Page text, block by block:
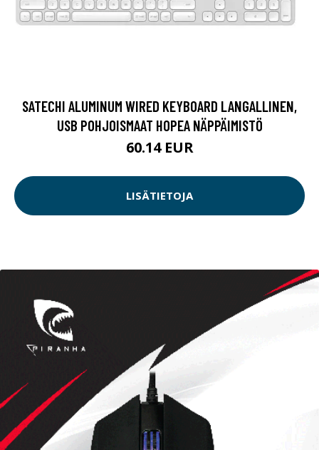
SATECHI ALUMINUM WIRED KEYBOARD LANGALLINEN,
USB POHJOISMAAT HOPEA NÄPPÄIMISTÖ
60.14 EUR
LISÄTIETOJA